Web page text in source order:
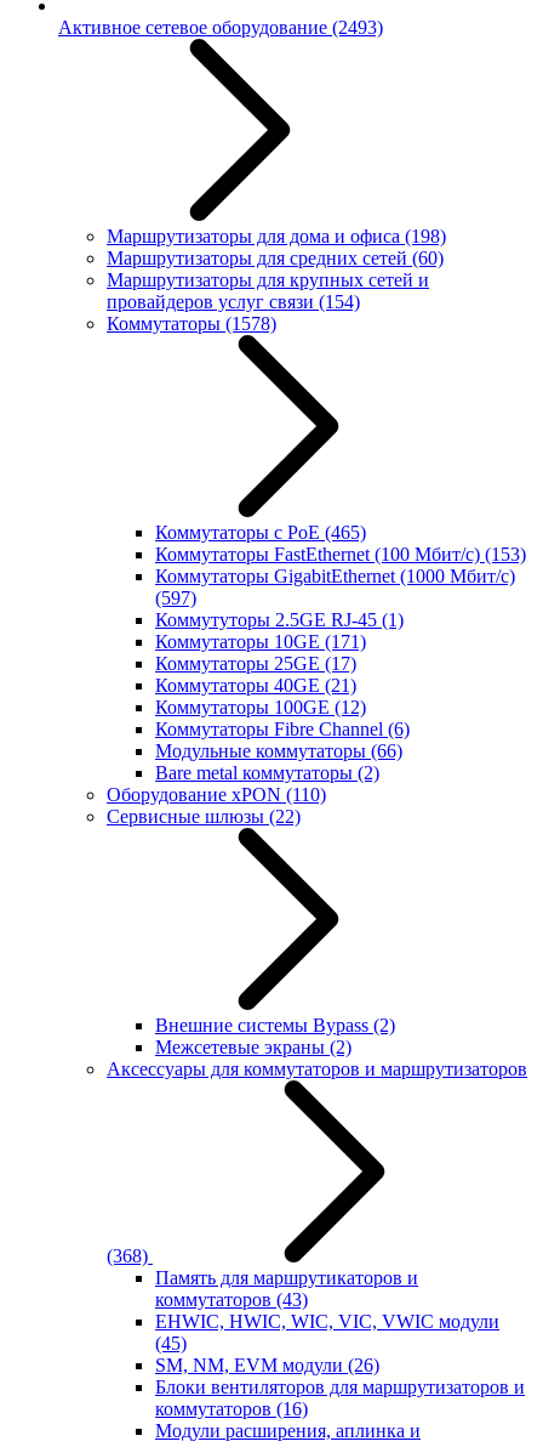
Активное сетевое оборудование (2493)
Маршрутизаторы для дома и офиса (198)
Маршрутизаторы для средних сетей (60)
Маршрутизаторы для крупных сетей и
провайдеров услуг связи (154)
Коммутаторы (1578)
Коммутаторы с PoE (465)
Коммутаторы FastEthernet (100 Мбит/с) (153)
Коммутаторы GigabitEthernet (1000 Мбит/с)
(597)
Коммутуторы 2.5GE RJ-45 (1)
Коммутаторы 10GE (171)
Коммутаторы 25GE (17)
Коммутаторы 40GE (21)
Коммутаторы 100GE (12)
Коммутаторы Fibre Channel (6)
Модульные коммутаторы (66)
Bare metal коммутаторы (2)
Оборудование xPON (110)
Сервисные шлюзы (22)
Внешние системы Bypass (2)
Межсетевые экраны (2)
Аксессуары для коммутаторов и маршрутизаторов
(368)
Память для маршрутикаторов и
коммутаторов (43)
EHWIC, HWIC, WIC, VIC, VWIC модули
(45)
SM, NM, EVM модули (26)
Блоки вентиляторов для маршрутизаторов и
коммутаторов (16)
Модули расширения, аплинка и